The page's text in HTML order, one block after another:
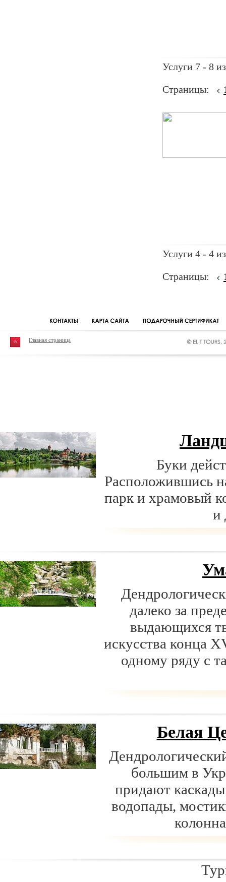
Услуги 7 - 8
Страницы:
Услуги 4 - 4
Страницы:
Главная страница
Буки
Расположившись
парк и храмовый
и
далеко за
выдающихся
искусства конца
одному ряду с
Белая
большим в
придают
водопады,